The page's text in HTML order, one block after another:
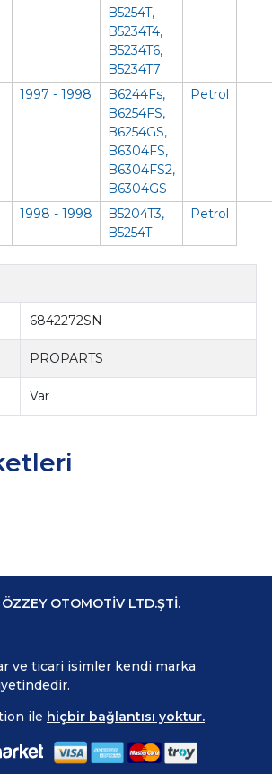
B5254T,
B5234T4,
B5234T6,
B5234T7
1997 - 1998
B6244Fs,
B6254FS,
B6254GS,
B6304FS,
B6304FS2,
B6304GS
Petrol
1998 - 1998
B5204T3,
B5254T
Petrol
6842272SN
PROPARTS
Var
OTOMOTİV LTD.ŞTİ.
ve ticari isimler kendi marka
ile hiçbir bağlantısı yoktur.